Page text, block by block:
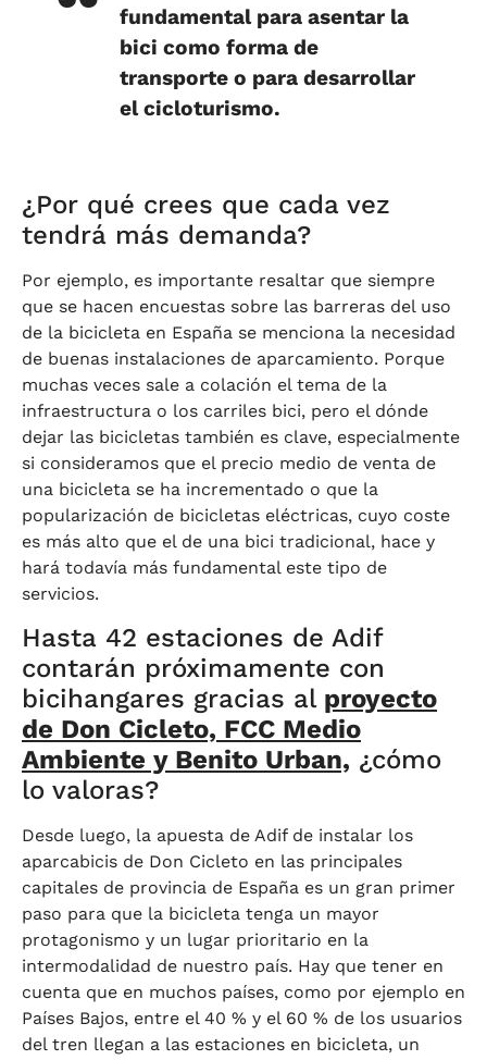
fundamental para asentar la
bici como forma de
transporte o para desarrollar
el cicloturismo.
¿Por qué crees que cada vez
tendrá más demanda?
Por ejemplo, es importante resaltar que siempre
que se hacen encuestas sobre las barreras del uso
de la bicicleta en España se menciona la necesidad
de buenas instalaciones de aparcamiento. Porque
muchas veces sale a colación el tema de la
infraestructura o los carriles bici, pero el dónde
dejar las bicicletas también es clave, especialmente
si consideramos que el precio medio de venta de
una bicicleta se ha incrementado o que la
popularización de bicicletas eléctricas, cuyo coste
es más alto que el de una bici tradicional, hace y
hará todavía más fundamental este tipo de
servicios.
Hasta 42 estaciones de Adif
contarán próximamente con
bicihangares gracias al proyecto
de Don Cicleto, FCC Medio
Ambiente y Benito Urban, ¿cómo
lo valoras?
Desde luego, la apuesta de Adif de instalar los
aparcabicis de Don Cicleto en las principales
capitales de provincia de España es un gran primer
paso para que la bicicleta tenga un mayor
protagonismo y un lugar prioritario en la
intermodalidad de nuestro país. Hay que tener en
cuenta que en muchos países, como por ejemplo en
Países Bajos, entre el 40 % y el 60 % de los usuarios
del tren llegan a las estaciones en bicicleta, un